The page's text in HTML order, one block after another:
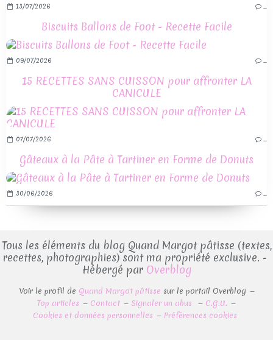
13/07/2026 …
Biscuits Ballons de Foot - Recette Facile
09/07/2026 …
15 RECETTES SANS CUISSON pour affronter LA
CANICULE
07/07/2026 …
Gâteaux à la Pâte à Tartiner en Forme de Donuts
30/06/2026 …
Tous les éléments du blog Quand Margot pâtisse (textes,
recettes, photographies) sont ma propriété exclusive. -
Hébergé par Overblog
Voir le profil de Quand Margot pâtisse sur le portail Overblog
Top articles
Contact Signaler un abus
C.G.U.
Cookies et données personnelles
Préférences cookies